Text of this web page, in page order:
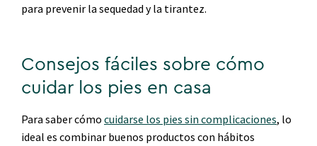
para prevenir la sequedad y la tirantez.
Consejos fáciles sobre cómo
cuidar los pies en casa
Para saber cómo cuidarse los pies sin complicaciones, lo
ideal es combinar buenos productos con hábitos